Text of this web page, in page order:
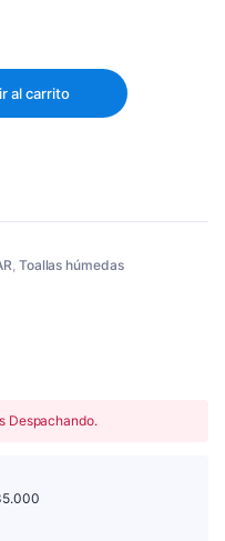
al carrito
, Toallas húmedas
Despachando.